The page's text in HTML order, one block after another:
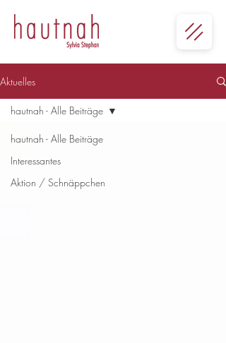
Aktuelles
hautnah - Alle Beiträge
Interessantes
Aktion / Schnäppchen
hautnah - Alle Beiträge